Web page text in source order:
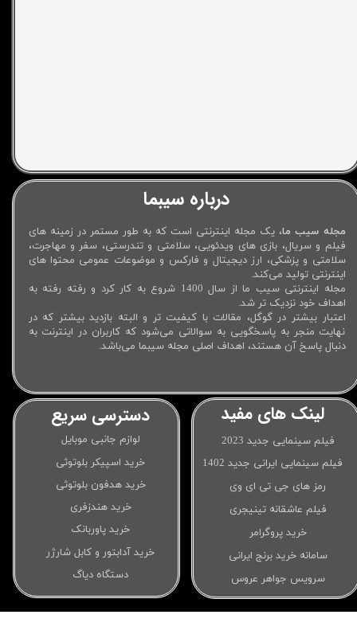
درباره سیبما
مجله سیب ما، یک مجله اینترنتی است که به طور مستمر در زمینه های
فیلم و سریال، بازی های ویدئویی، سلامتی و تندرستی، سفر و مهاجرت،
سلامتی و پزشکی، ارز دیجیتال و فارکس و موضوعات عمومی محتوا های
اینترنتی تولید می‌کند.
مجله اینترنتی سیب ما از سال 1400 شروع به کار کرد و رفته رفته به
اهداف خود نزدیک تر شد.
اعتبار بیشتر در گوگل، مقالات با کیفیت تر و البته بازدید بیشتر که در
نهایت منجر به پاسخگویی به سوالاتی می‌شود که کاربران در اینترنت به
دنبال پاسخ آن هستند، اهداف اصلی مجله سیبما می‌باشد.
دسترسی سریع
لوازم جانبی موبایل
خرید اسپیکر بلوتوثی
خرید هدفون بلوتوثی
خرید هندزفری
خرید پاوربانک
خرید آدابتور و کابل شارژر
دستگاه دیاگ
لینک های مفید
فیلم سینمایی جدید 2023
فیلم سینمایی ایرانی جدید 1402
رمز های جی تی ای وی
فیلم عاشقانه تینیجری
خرید پروگرامر
سامانه خرید برنج ایرانی
سرویس جواهر عروس